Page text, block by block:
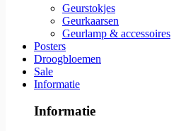
Geurstokjes
Geurkaarsen
Geurlamp & accessoires
Posters
Droogbloemen
Sale
Informatie
Informatie